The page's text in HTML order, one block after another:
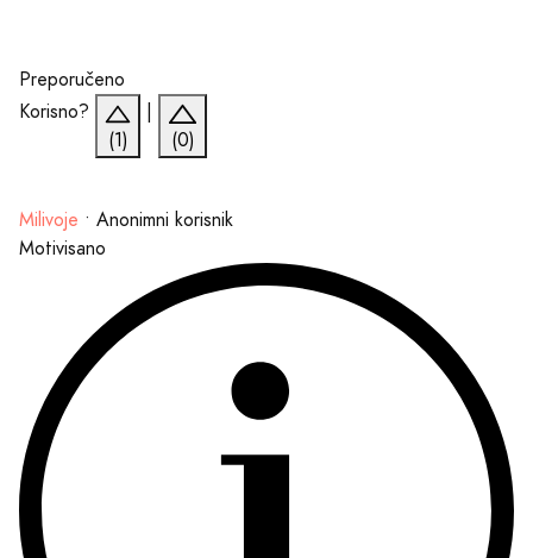
Preporučeno
Korisno?
(1)
(0)
Milivoje • Anonimni korisnik
Motivisano